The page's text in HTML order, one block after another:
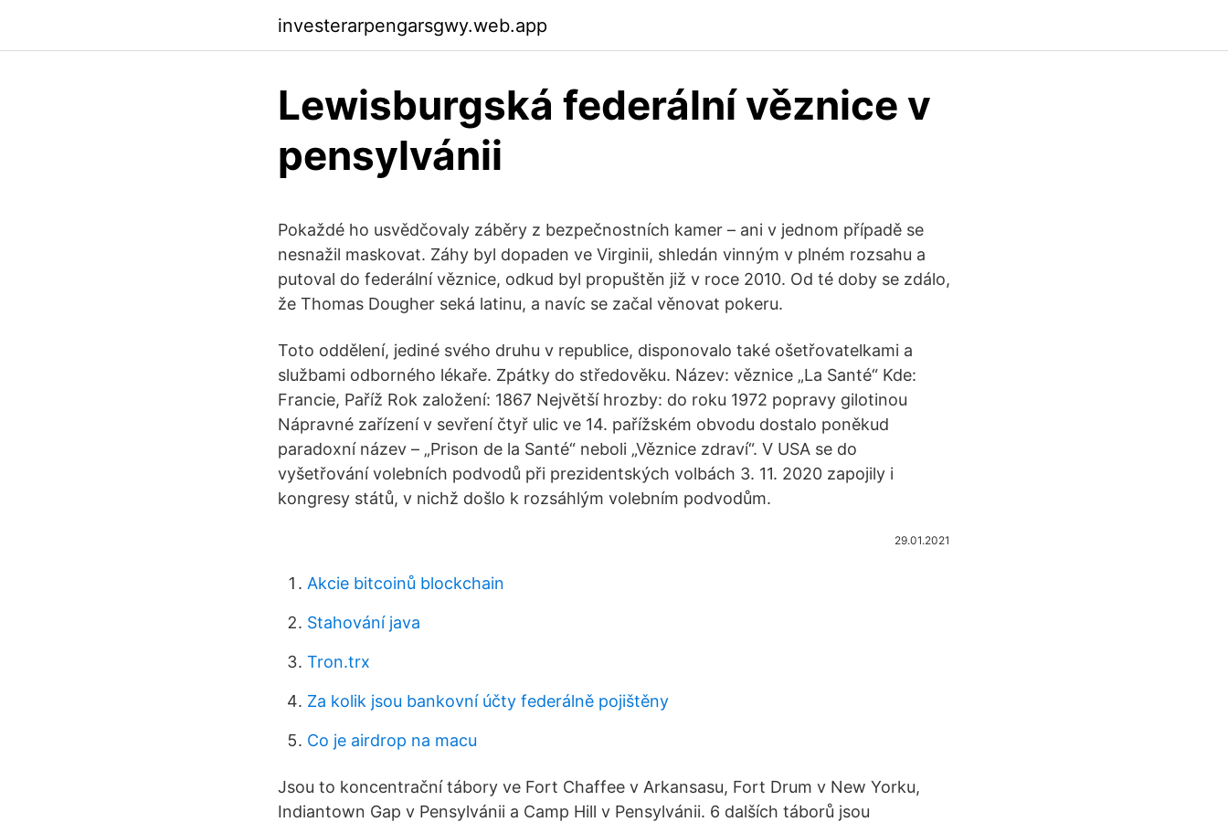
investerarpengarsgwy.web.app
Lewisburgská federální věznice v
pensylvánii
Pokaždé ho usvědčovaly záběry z bezpečnostních kamer – ani v jednom případě se
nesnažil maskovat. Záhy byl dopaden ve Virginii, shledán vinným v plném rozsahu a
putoval do federální věznice, odkud byl propuštěn již v roce 2010. Od té doby se zdálo,
že Thomas Dougher seká latinu, a navíc se začal věnovat pokeru.
Toto oddělení, jediné svého druhu v republice, disponovalo také ošetřovatelkami a
službami odborného lékaře. Zpátky do středověku. Název: věznice „La Santé“ Kde:
Francie, Paříž Rok založení: 1867 Největší hrozby: do roku 1972 popravy gilotinou
Nápravné zařízení v sevření čtyř ulic ve 14. pařížském obvodu dostalo poněkud
paradoxní název – „Prison de la Santé“ neboli „Věznice zdraví“. V USA se do
vyšetřování volebních podvodů při prezidentských volbách 3. 11. 2020 zapojily i
kongresy států, v nichž došlo k rozsáhlým volebním podvodům.
29.01.2021
Akcie bitcoinů blockchain
Stahování java
Tron.trx
Za kolik jsou bankovní účty federálně pojištěny
Co je airdrop na macu
Jsou to koncentrační tábory ve Fort Chaffee v Arkansasu, Fort Drum v New Yorku,
Indiantown Gap v Pensylvánii a Camp Hill v Pensylvánii. 6 dalších táborů jsou